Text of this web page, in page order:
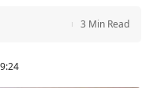
3 Min Read